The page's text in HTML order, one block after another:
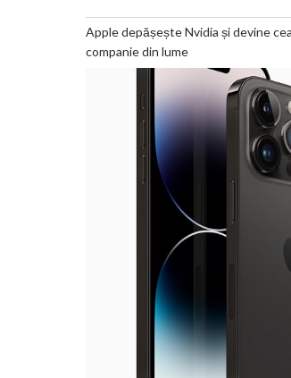
Apple depășește Nvidia și devine
companie din lume